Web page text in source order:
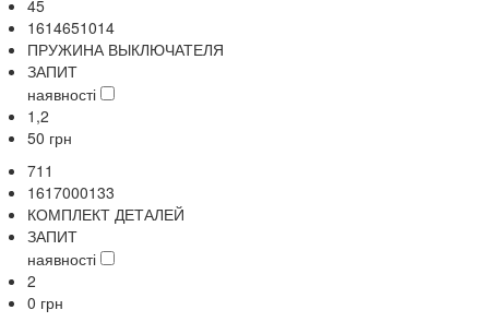
45
1614651014
ПРУЖИНА ВЫКЛЮЧАТЕЛЯ
ЗАПИТ
наявності
1,2
50 грн
711
1617000133
КОМПЛЕКТ ДЕТАЛЕЙ
ЗАПИТ
наявності
2
0 грн